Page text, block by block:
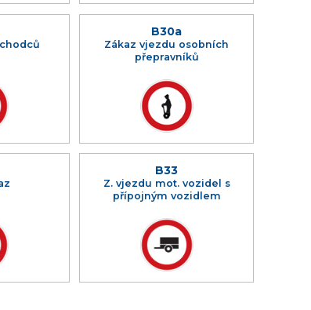
B30a
Zákaz vjezdu osobních
přepravníků
B33
Z. vjezdu mot. vozidel s
přípojným vozidlem